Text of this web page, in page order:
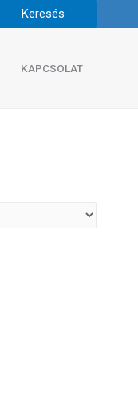
KAPCSOLAT